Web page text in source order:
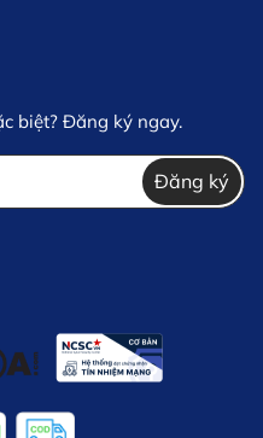
biệt? Đăng ký ngay.
Đăng ký